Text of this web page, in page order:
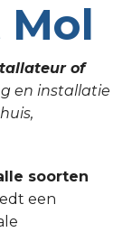
of
en installatie
soorten
een